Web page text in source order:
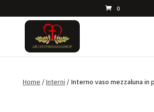
0
Home /Interni / Interno vaso mezzaluna in